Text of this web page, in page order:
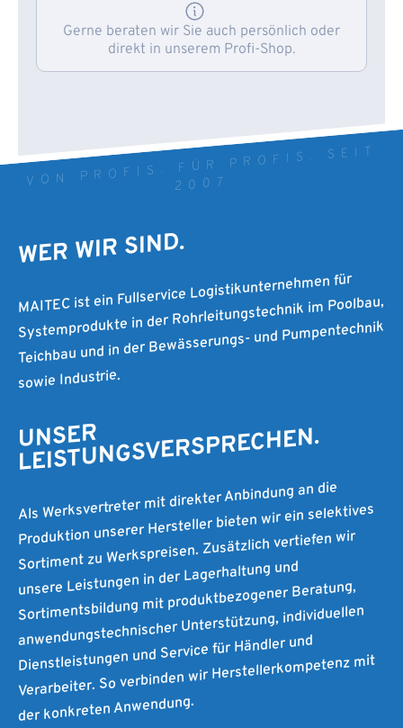
Gerne beraten wir Sie auch persönlich oder
direkt in unserem Profi-Shop.
VON PROFIS. FÜR PROFIS. SEIT
2007
WER WIR SIND.
MAITEC ist ein Fullservice Logistikunternehmen für
Systemprodukte in der Rohrleitungstechnik im Poolbau,
Teichbau und in der Bewässerungs- und Pumpentechnik
sowie Industrie.
UNSER
LEISTUNGSVERSPRECHEN.
Als Werksvertreter mit direkter Anbindung an die
Produktion unserer Hersteller bieten wir ein selektives
Sortiment zu Werkspreisen. Zusätzlich vertiefen wir
unsere Leistungen in der Lagerhaltung und
Sortimentsbildung mit produktbezogener Beratung,
anwendungstechnischer Unterstützung, individuellen
Dienstleistungen und Service für Händler und
Verarbeiter. So verbinden wir Herstellerkompetenz mit
der konkreten Anwendung.